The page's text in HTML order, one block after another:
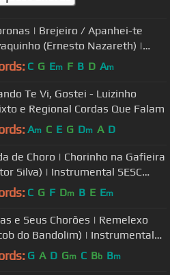
| Brejeiro / Apanhei-te
(Ernesto Nazareth) |
Sesc Brasil
C G Em F B D Am
Te Vi, Gostei - Luizinho
e Regional Cordas Que Falam
Am C E G Dm A D
de Choro | Chorinho na Gafieira
Silva) | Instrumental SESC
C G F Dm B E Em
e Seus Chorões | Remelexo
do Bandolim) | Instrumental
Brasil
G A D Gm C Bb Bm